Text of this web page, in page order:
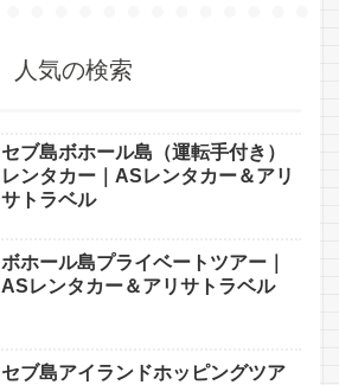
人気の検索
セブ島ボホール島（運転手付き）
レンタカー｜ASレンタカー＆アリ
サトラベル
ボホール島プライベートツアー｜
ASレンタカー＆アリサトラベル
セブ島アイランドホッピングツア